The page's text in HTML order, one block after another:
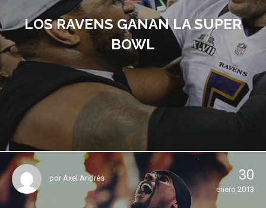
LOS RAVENS GANAN LA SUPER
BOWL
por Axel Andrés 30
enero 2013